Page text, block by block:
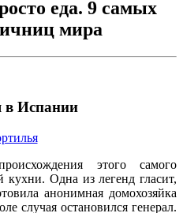
еда. 9 самых
мира
в Испании
этого самого
кухни. Одна из легенд гласит,
анонимная домохозяйка
случая остановился генерал.